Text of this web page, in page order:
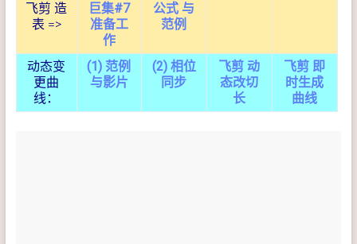
飞剪 造
表 =>
巨集#7
准备工
作
公式 与
范例
动态变
更曲
线：
(1) 范例
与影片
(2) 相位
同步
飞剪 动
态改切
长
飞剪 即
时生成
曲线